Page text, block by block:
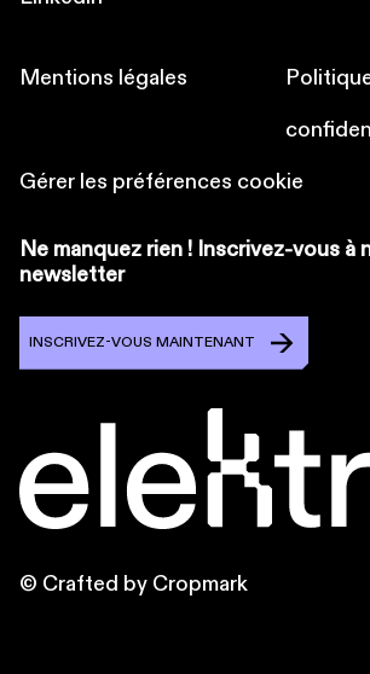
Mentions légales
Gérer les préférences cookie
Ne manquez rien ! Inscrivez-vous à
newsletter
INSCRIVEZ-VOUS MAINTENANT
© Crafted by Cropmark